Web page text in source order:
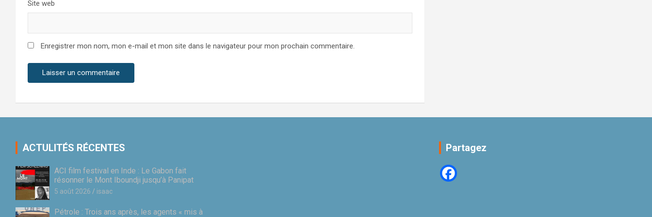
Site web
Enregistrer mon nom, mon e-mail et mon site dans le navigateur pour mon prochain commentaire.
ACTULITÉS RÉCENTES
ACI film festival en Inde : Le Gabon fait
résonner le Mont Iboundji jusqu’à Panipat
5 août 2026 isaac
Pétrole : Trois ans après, les agents « mis à
Partagez